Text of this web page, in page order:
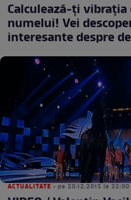
Calculează-ţi vibraţia
numelui! Vei
interesante despre
ACTUALITATE • pe 20.12.2015 la 22:00